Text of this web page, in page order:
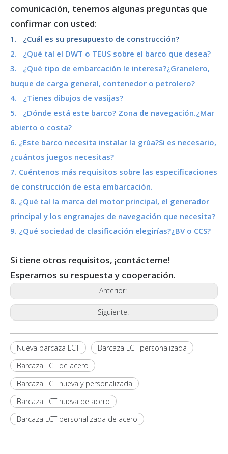
comunicación, tenemos algunas preguntas que
confirmar con usted:
1. ¿Cuál es su presupuesto de construcción?
2. ¿Qué tal el DWT o TEUS sobre el barco que desea?
3. ¿Qué tipo de embarcación le interesa?¿Granelero,
buque de carga general, contenedor o petrolero?
4. ¿Tienes dibujos de vasijas?
5. ¿Dónde está este barco? Zona de navegación.¿Mar
abierto o costa?
6. ¿Este barco necesita instalar la grúa?Si es necesario,
¿cuántos juegos necesitas?
7. Cuéntenos más requisitos sobre las especificaciones
de construcción de esta embarcación.
8. ¿Qué tal la marca del motor principal, el generador
principal y los engranajes de navegación que necesita?
9. ¿Qué sociedad de clasificación elegirías?¿BV o CCS?
Si tiene otros requisitos, ¡contácteme!
Esperamos su respuesta y cooperación.
Anterior:
Siguiente:
Nueva barcaza LCT
Barcaza LCT personalizada
Barcaza LCT de acero
Barcaza LCT nueva y personalizada
Barcaza LCT nueva de acero
Barcaza LCT personalizada de acero